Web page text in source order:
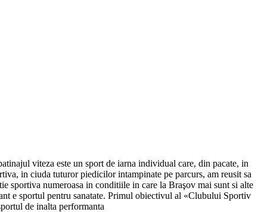
viteza este un sport de iarna individual care, din pacate, in
in ciuda tuturor piedicilor intampinate pe parcurs, am reusit sa
sportiva numeroasa in conditiile in care la Braşov mai sunt si alte
e sportul pentru sanatate. Primul obiectivul al «Clubului Sportiv
de inalta performanta